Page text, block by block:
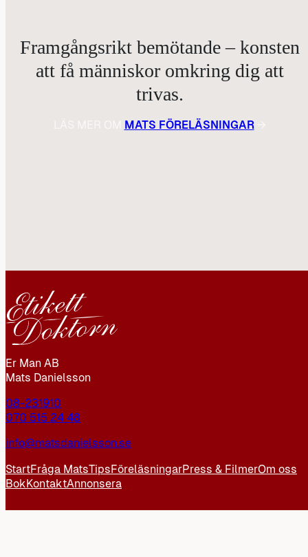
Framgångsrikt bemötande – konsten
att få människor omkring dig att
trivas.
MATS FÖRELÄSNINGAR→
Er Man AB
Mats Danielsson
08-231910
070 515 24 48
info@matsdanielsson.se
StartFråga MatsTipsFöreläsningarPress & FilmerOm oss
BokKontaktAnnonsera